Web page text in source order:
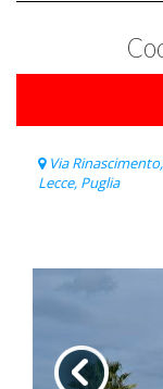
Via
Lecce, Puglia